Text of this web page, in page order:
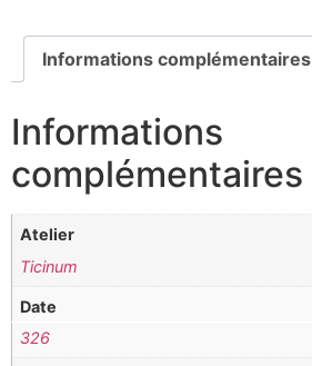
Informations complémentaires
Informations
complémentaires
Atelier
Ticinum
Date
326